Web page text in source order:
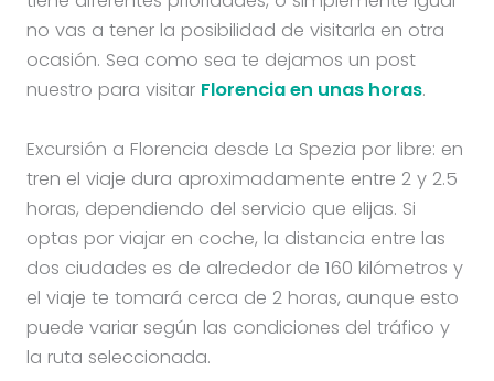
no vas a tener la posibilidad de visitarla en otra
ocasión. Sea como sea te dejamos un post
nuestro para visitar Florencia en unas horas.
Excursión a Florencia desde La Spezia por libre: en
tren el viaje dura aproximadamente entre 2 y 2.5
horas, dependiendo del servicio que elijas. Si
optas por viajar en coche, la distancia entre las
dos ciudades es de alrededor de 160 kilómetros y
el viaje te tomará cerca de 2 horas, aunque esto
puede variar según las condiciones del tráfico y
la ruta seleccionada.